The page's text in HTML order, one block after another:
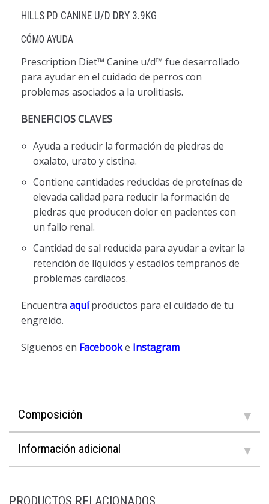
HILLS PD CANINE U/D DRY 3.9KG
CÓMO AYUDA
Prescription Diet™ Canine u/d™ fue desarrollado
para ayudar en el cuidado de perros con
problemas asociados a la urolitiasis.
BENEFICIOS CLAVES
Ayuda a reducir la formación de piedras de
oxalato, urato y cistina.
Contiene cantidades reducidas de proteínas de
elevada calidad para reducir la formación de
piedras que producen dolor en pacientes con
un fallo renal.
Cantidad de sal reducida para ayudar a evitar la
retención de líquidos y estadíos tempranos de
problemas cardiacos.
Encuentra aquíproductos para el cuidado de tu
engreído.
Síguenos en Facebooke Instagram
Composición
Información adicional